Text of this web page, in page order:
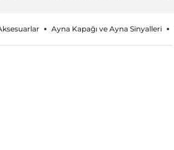
Ayna Kapağı ve Ayna Sinyalleri